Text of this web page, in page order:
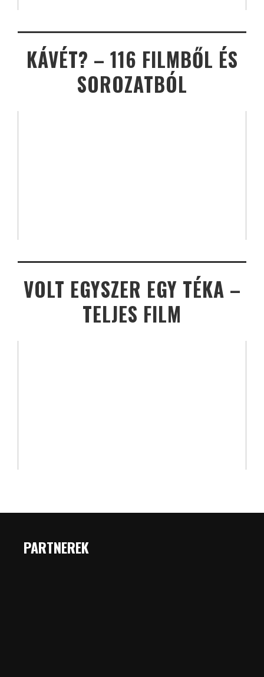
KÁVÉT? – 116 FILMBŐL ÉS
SOROZATBÓL
VOLT EGYSZER EGY TÉKA –
TELJES FILM
PARTNEREK